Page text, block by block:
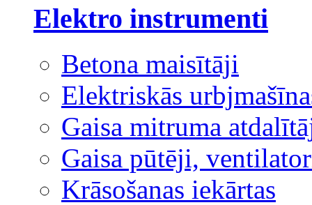
Elektro instrumenti
Betona maisītāji
Elektriskās
Gaisa mitruma
Gaisa pūtēji,
Krāsošanas iekārtas